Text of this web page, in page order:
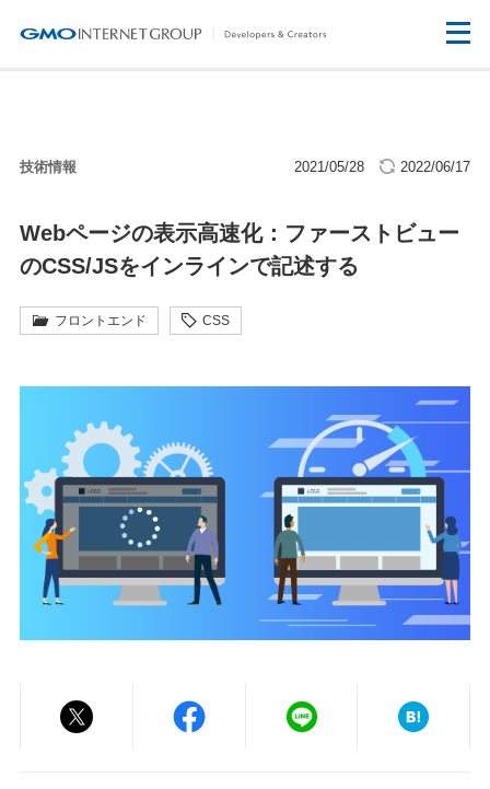
技術情報 2021/05/28 2022/06/17
Webページの表示高速化：ファーストビュー
のCSS/JSをインラインで記述する
フロントエンド CSS